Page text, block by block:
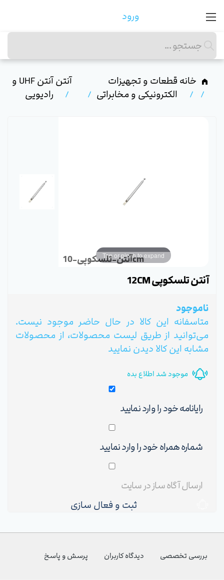
ورود
خانه قطعات و تجهیزات
الکترونیکی و مخابراتی
آنتن
آنتن UHF و
رادیویی
آنتن-تلسکوپی-10cm
Tap or pinch to expand
آنتن تلسکوپی 12CM
ناموجود
متاسفانه این کالا در حال حاضر موجود نیست.
می‌توانید از طریق لیست محصولات، از محصولات
مشابه این کالا دیدن نمایید
موجود شد اطلاع بده
ثبت و فعال سازی
بررسی تخصصی دیدگاه کاربران پرسش و پاسخ